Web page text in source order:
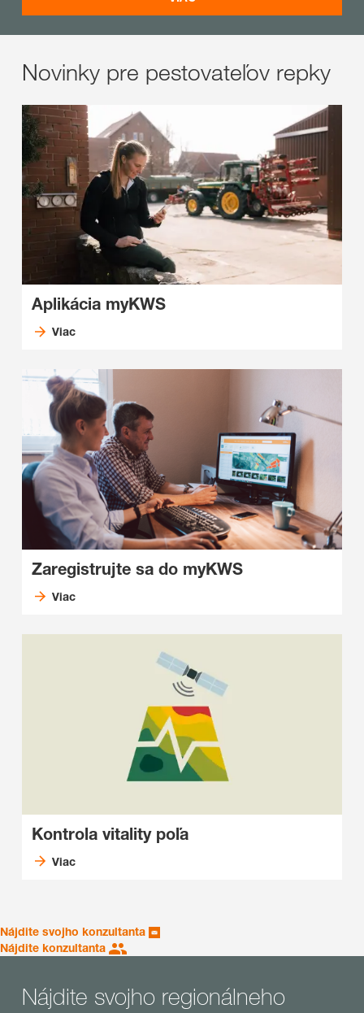
Novinky pre pestovateľov repky
Aplikácia myKWS
Viac
Zaregistrujte sa do myKWS
Viac
Kontrola vitality poľa
Viac
Nájdite svojho konzultanta
Nájdite konzultanta
Nájdite svojho regionálneho